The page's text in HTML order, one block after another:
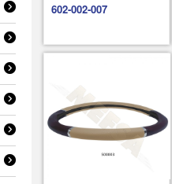
602-002-007